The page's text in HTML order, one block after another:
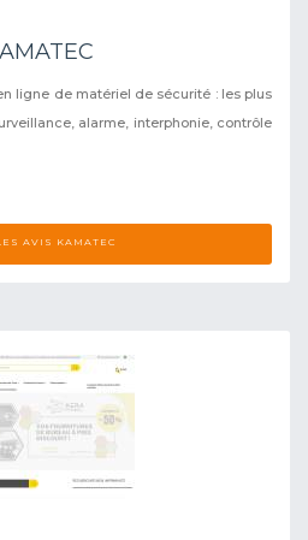
ligne de matériel de sécurité : les plus
alarme, interphonie, contrôle
AVIS KAMATEC